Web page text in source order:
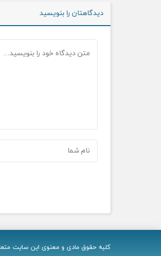
دیدگاهتان را بنویسید
کلیه حقوق مادی و معنوی اين سایت